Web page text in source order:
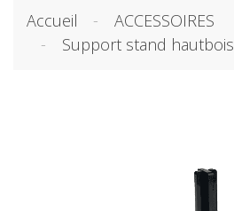
Accueil
ACCESSOIRES
Support stand hautbois